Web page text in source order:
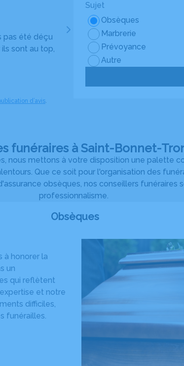
pas été déçu
sont au top,
Nicole Dousset
Mme Lamarque est une
de la cérémonie s est
son équipe
d’avis.
Sujet
Obsèques
Marbrerie
Prévoyance
Autre
funéraires à Saint-Bonnet-
nous mettons à votre disposition une palette
Que ce soit pour l'organisation des
obsèques, nos conseillers
professionnalisme.
Obsèques
à honorer la
un
qui reflètent
et notre
difficiles,
funérailles.